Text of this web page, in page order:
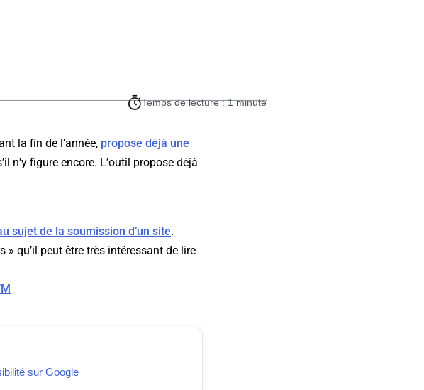
Temps de lecture : 1 minute
la fin de l’année, propose déjà une
n’y figure encore. L’outil propose déjà
sujet de la soumission d’un site.
» qu’il peut être très intéressant de lire
sur Google